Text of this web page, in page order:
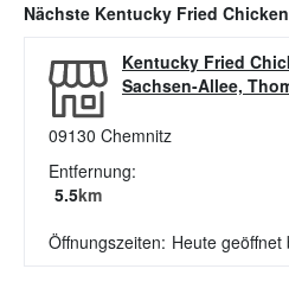
Nächste Kentucky Fried Chicken
Kentucky Fried
Sachsen-Allee,
09130 Chemnitz
Entfernung:
5.5km
Öffnungszeiten: Heute geöffnet